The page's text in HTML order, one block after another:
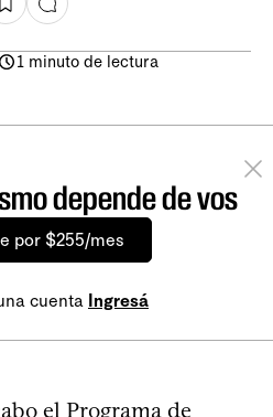
1 minuto de lectura
depende de vos
por $255/mes
cuenta Ingresá
el Programa de